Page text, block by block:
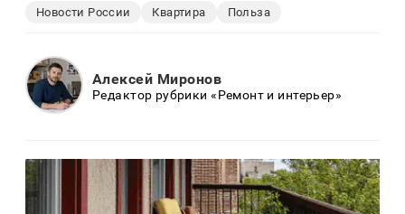
Новости России Квартира Польза
Алексей Миронов
Редактор рубрики «Ремонт и интерьер»